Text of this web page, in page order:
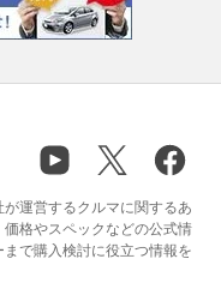
運営するクルマに関するあ
格やスペックなどの公式情
で購入検討に役立つ情報を